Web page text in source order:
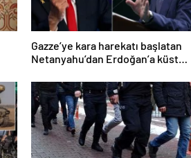
Gazze’ye kara harekatı başlatan
Netanyahu’dan Erdoğan’a küstah